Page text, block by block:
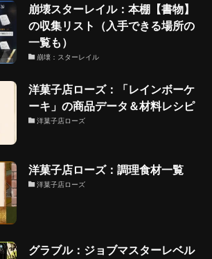
崩壊スターレイル：本棚【書物】
の収集リスト（入手できる場所の
一覧も）
崩壊：スターレイル
洋菓子店ローズ：「レインボーケ
ーキ」の商品データ＆材料レシピ
洋菓子店ローズ
洋菓子店ローズ：調理食材一覧
洋菓子店ローズ
グラブル：ジョブマスターレベル